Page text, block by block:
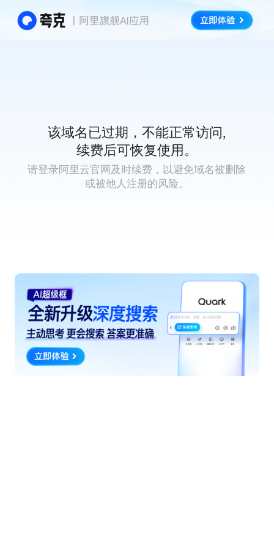
该域名已过期，不能正常访问,
续费后可恢复使用。
请登录阿里云官网及时续费，以避免域名被删除
或被他人注册的风险。